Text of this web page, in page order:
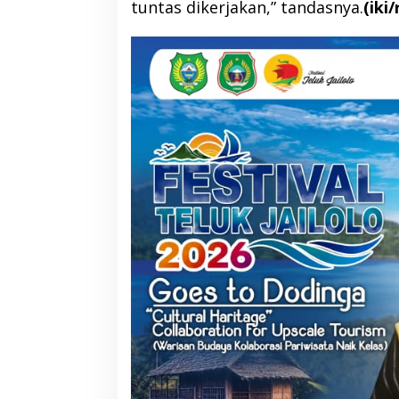
tuntas dikerjakan,” tandasnya.(iki/